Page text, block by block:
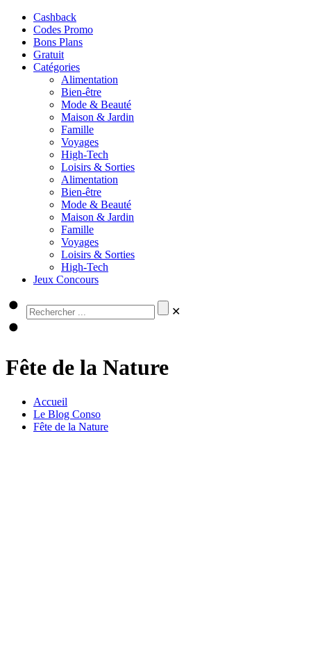
Cashback
Codes Promo
Bons Plans
Gratuit
Catégories
Alimentation
Bien-être
Mode & Beauté
Maison & Jardin
Famille
Voyages
High-Tech
Loisirs & Sorties
Alimentation
Bien-être
Mode & Beauté
Maison & Jardin
Famille
Voyages
Loisirs & Sorties
High-Tech
Jeux Concours
✕
Fête de la Nature
Accueil
Le Blog Conso
Fête de la Nature